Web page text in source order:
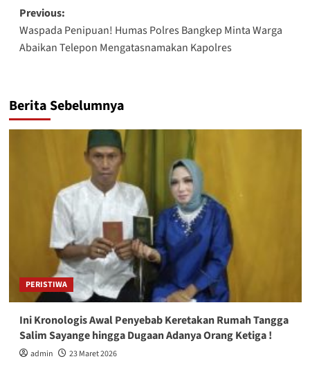
Post
navigation
Previous:
Waspada Penipuan! Humas Polres Bangkep Minta Warga
Abaikan Telepon Mengatasnamakan Kapolres
Berita Sebelumnya
PERISTIWA
Ini Kronologis Awal Penyebab Keretakan Rumah Tangga
Salim Sayange hingga Dugaan Adanya Orang Ketiga !
admin 23 Maret 2026